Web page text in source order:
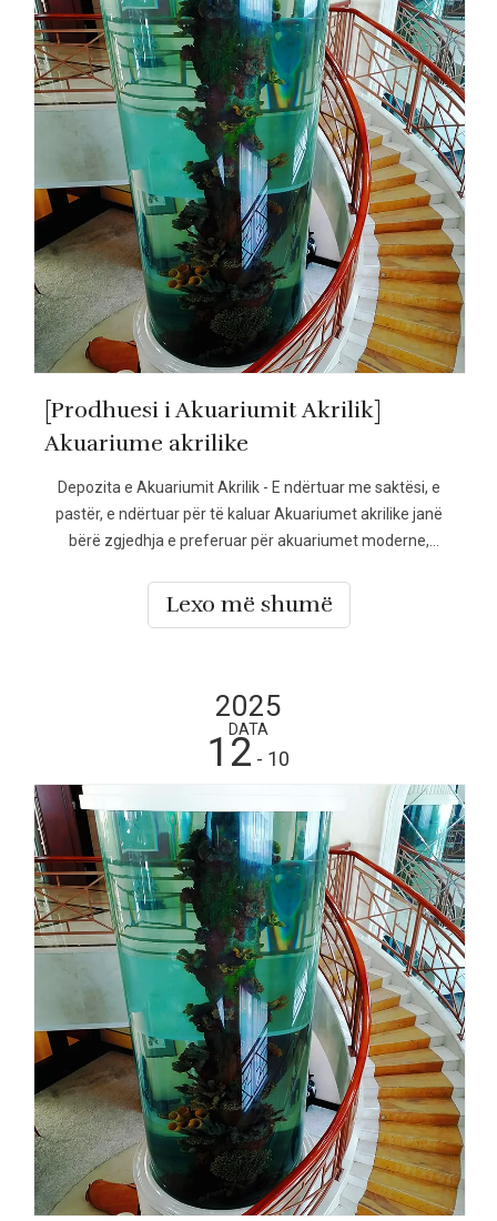
[Prodhuesi i Akuariumit Akrilik]
Akuariume akrilike
Depozita e Akuariumit Akrilik - E ndërtuar me saktësi, e
pastër, e ndërtuar për të kaluar Akuariumet akrilike janë
bërë zgjedhja e preferuar për akuariumet moderne,
tregtare në mbarë botën. Krahasuar me rezervuarët
Lexo më shumë
2025
DATA
12 - 10